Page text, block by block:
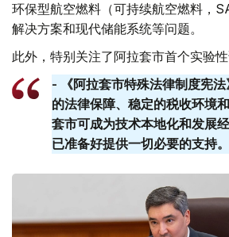
环保型航空燃料（可持续航空燃料，
解决方案和现代储能系统等问题。
此外，特别关注了阿拉套市首个实验性
- 《阿拉套市特殊法律制度宪
的法律保障、稳定的税收环境
套​​市可成为技术本地化和发展
已准备好提供一切必要的支持。